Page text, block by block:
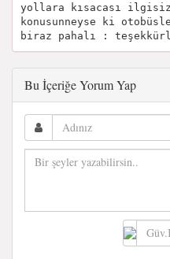
yollara kısacası
konusunneyse ki
biraz pahalı :
Bu İçeriğe Yorum Yap